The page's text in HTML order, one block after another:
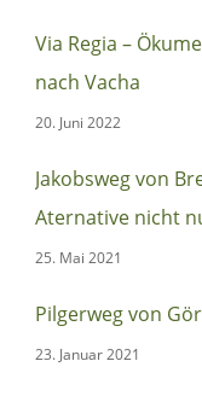
Via Regia –
nach Vacha
20. Juni 2022
Jakobsweg von
Aternative nicht
25. Mai 2021
Pilgerweg von
23. Januar 2021